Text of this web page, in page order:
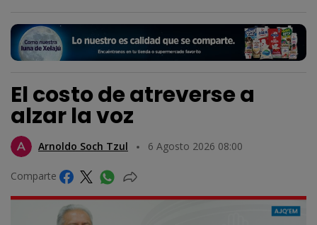
El costo de atreverse a
alzar la voz
Arnoldo Soch Tzul 6 Agosto 2026 08:00
Comparte